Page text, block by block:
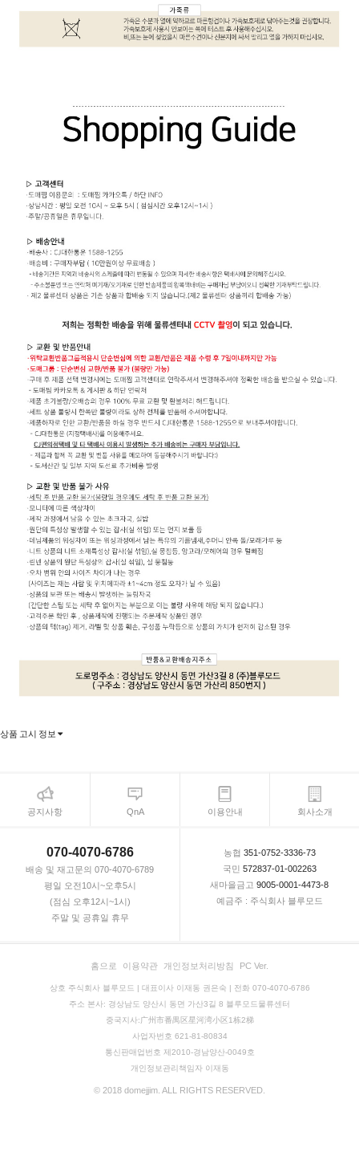
상품 고시 정보
공지사항 QnA 이용안내 회사소개
070-4070-6786
배송 및 재고문의 070-4070-6789
평일 오전10시~오후5시
(점심 오후12시~1시)
주말 및 공휴일 휴무
농협 351-0752-3336-73
국민 572837-01-002263
새마을금고 9005-0001-4473-8
예금주 : 주식회사 블루모드
홈으로 이용약관 개인정보처리방침 PC Ver.
상호 주식회사 블루모드 | 대표이사 이재동 권은숙 | 전화 070-4070-6786
주소 본사: 경상남도 양산시 동면 가산3길 8 블루모드물류센터
중국지사:广州市番禺区星河湾小区1栋2梯
사업자번호 621-81-80834
통신판매업번호 제2010-경남양산-0049호
개인정보관리책임자 이재동
© 2018 domejjim. ALL RIGHTS RESERVED.